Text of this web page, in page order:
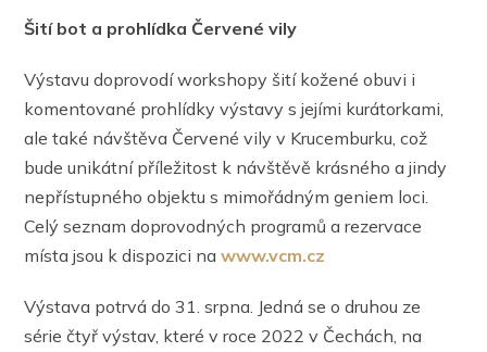
Šití bot a prohlídka Červené vily
Výstavu doprovodí workshopy šití kožené obuvi i
komentované prohlídky výstavy s jejími kurátorkami,
ale také návštěva Červené vily v Krucemburku, což
bude unikátní příležitost k návštěvě krásného a jindy
nepřístupného objektu s mimořádným geniem loci.
Celý seznam doprovodných programů a rezervace
místa jsou k dispozici nawww.vcm.cz
Výstava potrvá do 31. srpna. Jedná se o druhou ze
série čtyř výstav, které v roce 2022 v Čechách, na